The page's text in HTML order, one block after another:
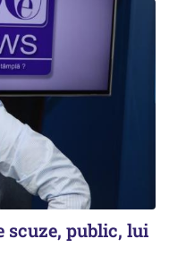
scuze, public, lui